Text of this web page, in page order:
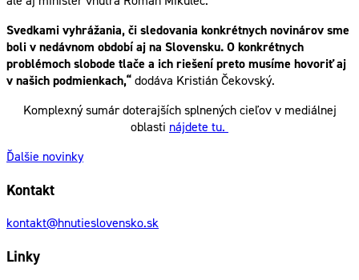
Svedkami vyhrážania, či sledovania konkrétnych novinárov sme
boli v nedávnom období aj na Slovensku. O konkrétnych
problémoch slobode tlače a ich riešení preto musíme hovoriť aj
v našich podmienkach,“dodáva Kristián Čekovský.
Komplexný sumár doterajších splnených cieľov v mediálnej
oblasti nájdete tu.
Ďalšie novinky
Kontakt
kontakt@hnutieslovensko.sk
Linky